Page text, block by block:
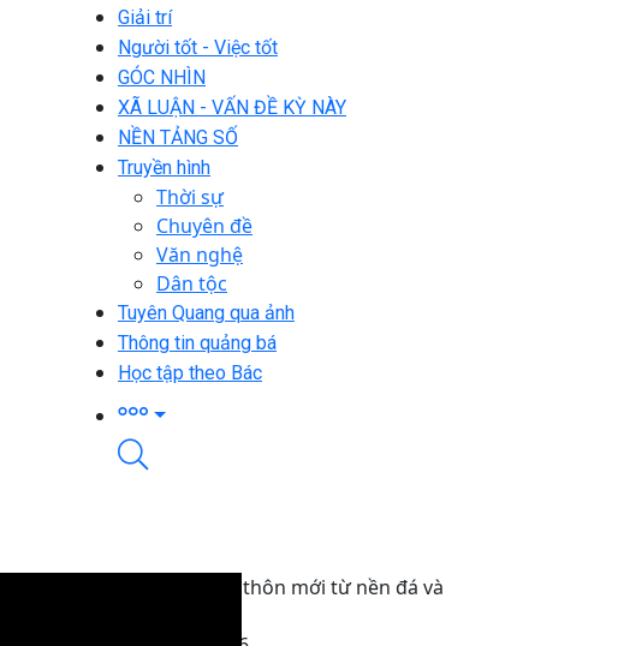
Giải trí
Người tốt - Việc tốt
GÓC NHÌN
XÃ LUẬN - VẤN ĐỀ KỲ NÀY
NỀN TẢNG SỐ
Truyền hình
Thời sự
Chuyên đề
Văn nghệ
Dân tộc
Tuyên Quang qua ảnh
Thông tin quảng bá
Học tập theo Bác
Quản Bạ – Nông thôn mới từ nền đá và